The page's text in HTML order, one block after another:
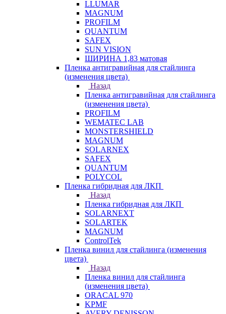
LLUMAR
MAGNUM
PROFILM
QUANTUM
SAFEX
SUN VISION
ШИРИНА 1,83 матовая
Пленка антигравийная для стайлинга
(изменения цвета)
Назад
Пленка антигравийная для стайлинга
(изменения цвета)
PROFILM
WEMATEC LAB
MONSTERSHIELD
MAGNUM
SOLARNEX
SAFEX
QUANTUM
POLYCOL
Пленка гибридная для ЛКП
Назад
Пленка гибридная для ЛКП
SOLARNEXT
SOLARTEK
MAGNUM
ControlTek
Пленка винил для стайлинга (изменения
цвета)
Назад
Пленка винил для стайлинга
(изменения цвета)
ORACAL 970
KPMF